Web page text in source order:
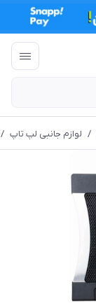
/ لوازم جانبی لپ تاپ /